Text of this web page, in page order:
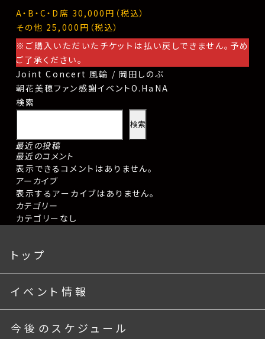
A・B・C・D席 30,000円（税込）
その他 25,000円（税込）
※ご購入いただいたチケットは払い戻しできません。予め
ご了承ください。
投
稿
ナ
ビ
Joint Concert 風輪 / 岡田しのぶ
朝花美穂ファン感謝イベントO.HaNA
検索
検索
最近の投稿
最近のコメント
表示できるコメントはありません。
アーカイブ
表示するアーカイブはありません。
カテゴリー
カテゴリーなし
トップ
イベント情報
今後のスケジュール